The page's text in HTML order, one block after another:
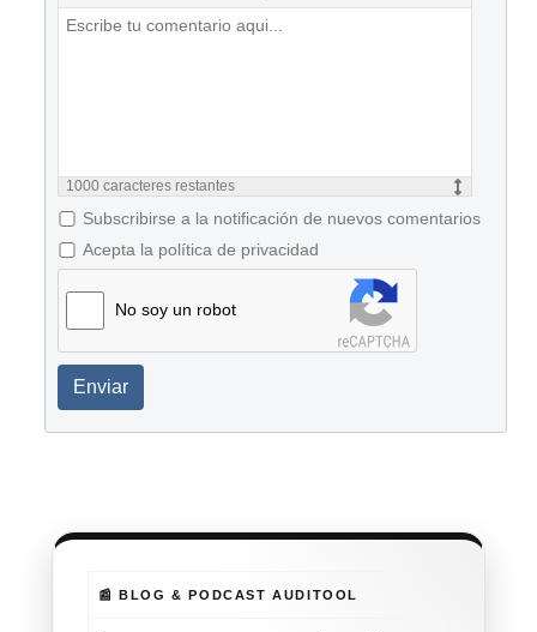
1000 caracteres restantes
Subscribirse a la notificación de nuevos comentarios
Acepta la política de privacidad
No soy un robot
Enviar
📰 BLOG & PODCAST AUDITOOL